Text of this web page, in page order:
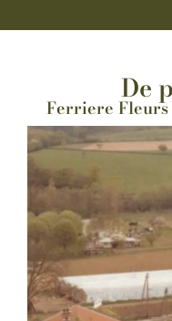
De
Ferriere Fleurs